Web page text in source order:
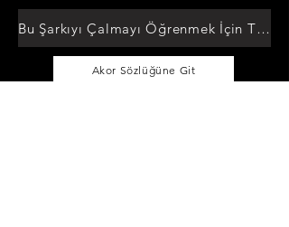
Bu Şarkıyı Çalmayı Öğrenmek İçin Tıklayın
Akor Sözlüğüne Git